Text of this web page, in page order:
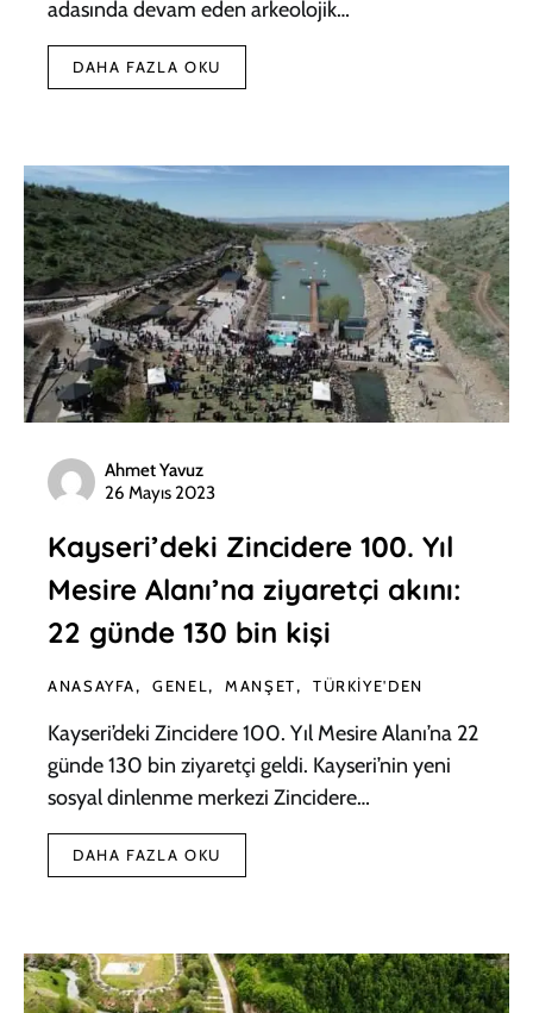
adasında devam eden arkeolojik…
DAHA FAZLA OKU
Ahmet Yavuz
26 Mayıs 2023
Kayseri’deki Zincidere 100. Yıl
Mesire Alanı’na ziyaretçi akını:
22 günde 130 bin kişi
ANASAYFA GENEL MANŞET TÜRKIYE'DEN
Kayseri’deki Zincidere 100. Yıl Mesire Alanı’na 22
günde 130 bin ziyaretçi geldi. Kayseri’nin yeni
sosyal dinlenme merkezi Zincidere…
DAHA FAZLA OKU